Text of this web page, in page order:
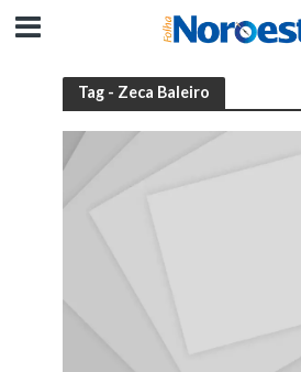
Tag - Zeca Baleiro